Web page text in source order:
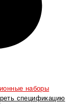
наборы
спецификацию